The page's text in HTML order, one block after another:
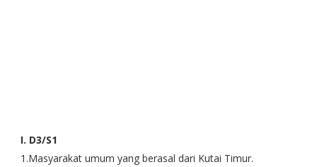
I. D3/S1
1.Masyarakat umum yang berasal dari Kutai Timur.